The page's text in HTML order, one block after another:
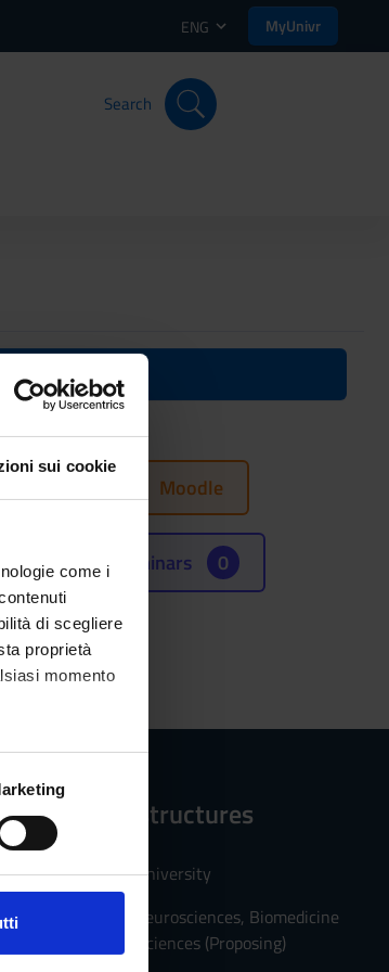
sui cookie
come i
di scegliere
proprietà
momento
ENG MyUnivr
Search
Moodle
Seminars 0
Reference structures
PhD Schools of University
Department of Neurosciences, Biomedicine
and Movement Sciences (Proposing)